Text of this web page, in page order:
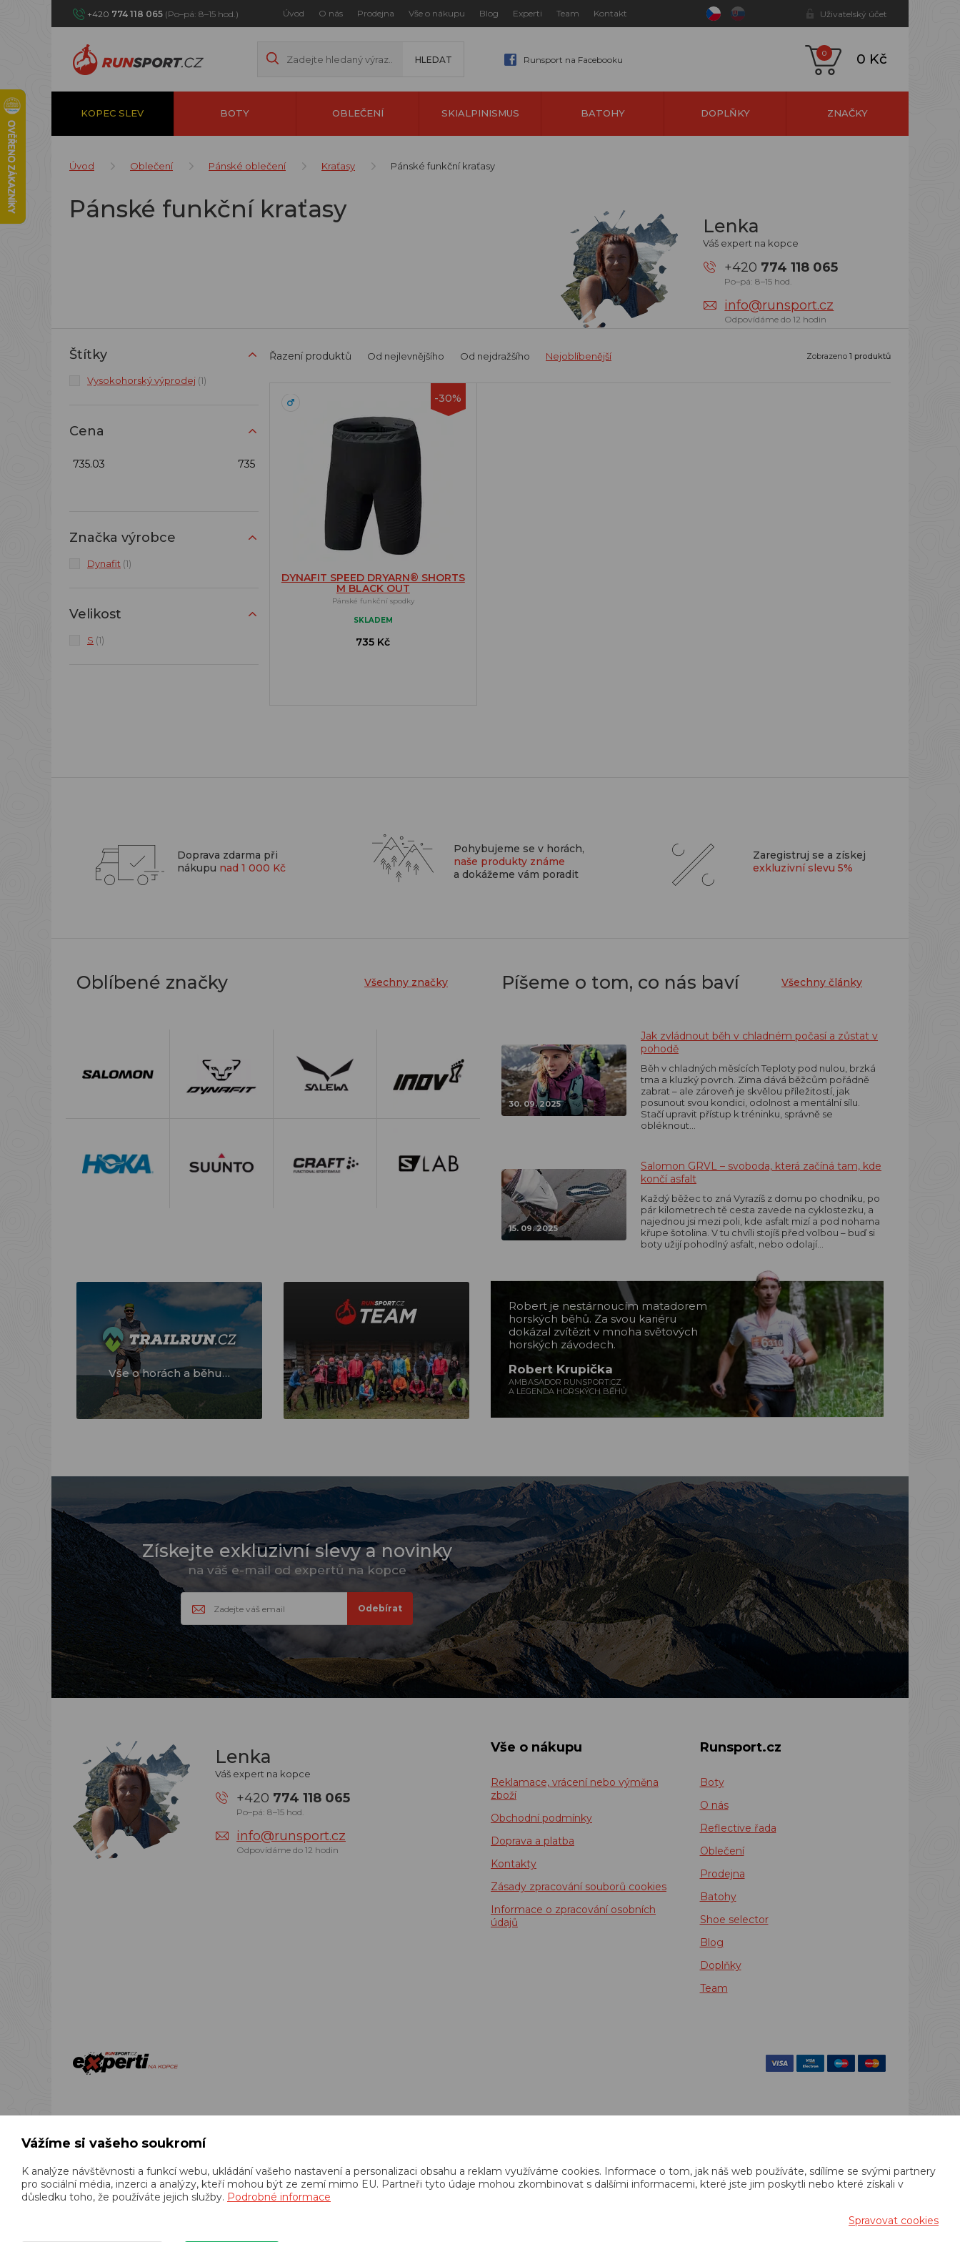
+420 774 118 065 (Po–pá: 8–15 hod.) Úvod O nás Prodejna Vše o nákupu Blog Experti Team Kontakt Uživatelský účet
Runsport na Facebooku
0 0 Kč
KOPEC SLEV BOTY OBLEČENÍ SKIALPINISMUS BATOHY DOPLŇKY ZNAČKY
Úvod Oblečení Pánské oblečení Kraťasy Pánské funkční kraťasy
Pánské funkční kraťasy
Lenka
Váš expert na kopce
+420 774 118 065
Po–pá: 8–15 hod.
info@runsport.cz
Odpovídáme do 12 hodin
Štítky
Vysokohorský výprodej (1)
Cena
735.03 735
Značka výrobce
Dynafit (1)
Velikost
S (1)
Řazení produktů Od nejlevnějšího Od nejdražšího Nejoblíbenější Zobrazeno 1 produktů
-30%
DYNAFIT SPEED DRYARN® SHORTS
M BLACK OUT
Pánské funkční spodky
SKLADEM
735 Kč
Doprava zdarma při
nákupu nad 1 000 Kč
Pohybujeme se v horách,
naše produkty známe
a dokážeme vám poradit
Zaregistruj se a získej
exkluzivní slevu 5%
Oblíbené značky Všechny značky Píšeme o tom, co nás baví Všechny články
30. 09. 2025
Jak zvládnout běh v chladném počasí a zůstat v
pohodě
Běh v chladných měsících Teploty pod nulou, brzká
tma a kluzký povrch. Zima dává běžcům pořádně
zabrat – ale zároveň je skvělou příležitostí, jak
posunout svou kondici, odolnost a mentální sílu.
Stačí upravit přístup k tréninku, správně se
obléknout…
15. 09. 2025
Salomon GRVL – svoboda, která začíná tam, kde
končí asfalt
Každý běžec to zná Vyrazíš z domu po chodníku, po
pár kilometrech tě cesta zavede na cyklostezku, a
najednou jsi mezi poli, kde asfalt mizí a pod nohama
křupe šotolina. V tu chvíli stojíš před volbou – buď si
boty užijí pohodlný asfalt, nebo odolají…
Vše o horách a běhu…
Robert je nestárnoucím matadorem
horských běhů. Za svou kariéru
dokázal zvítězit v mnoha světových
horských závodech.
Robert Krupička
AMBASADOR RUNSPORT.CZ
A LEGENDA HORSKÝCH BĚHŮ
Získejte exkluzivní slevy a novinky
na váš e-mail od expertů na kopce
Lenka
Váš expert na kopce
+420 774 118 065
Po–pá: 8–15 hod.
info@runsport.cz
Odpovídáme do 12 hodin
Vše o nákupu
Reklamace, vrácení nebo výměna
zboží
Obchodní podmínky
Doprava a platba
Kontakty
Zásady zpracování souborů cookies
Informace o zpracování osobních
údajů
Runsport.cz
Boty
O nás
Reflective řada
Oblečení
Prodejna
Batohy
Shoe selector
Blog
Doplňky
Team
© 2013 - 2026 Runsport.cz, všechna práva vyhrazena
Vážíme si vašeho soukromí
K analýze návštěvnosti a funkcí webu, ukládání vašeho nastavení a personalizaci obsahu a reklam využíváme cookies. Informace o tom, jak náš web používáte, sdílíme se svými partnery
pro sociální média, inzerci a analýzy, kteří mohou být ze zemí mimo EU. Partneři tyto údaje mohou zkombinovat s dalšími informacemi, které jste jim poskytli nebo které získali v
důsledku toho, že používáte jejich služby. Podrobné informace
Spravovat cookies